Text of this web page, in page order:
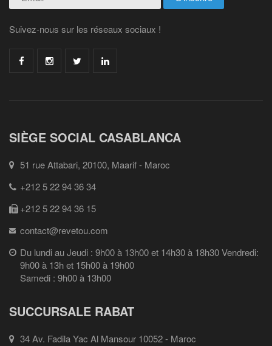
Suivez-nous sur les réseaux sociaux !
SIÈGE SOCIAL CASABLANCA
51 rue Attabari, 20100, Maarif - Maroc
+212 5 22 94 36 34
+212 5 22 94 36 15
contact@revetou.com
Du lundi au Jeudi : 9h00 à 13h00 et 14h30 à 18h30 Vendredi:
9h00 à 13h et 15h00 à 19h00
Samedi : 9h00 à 13h00
SUCCURSALE RABAT
34 Av. Fadila Yac Al Mansour 10052 - Maroc